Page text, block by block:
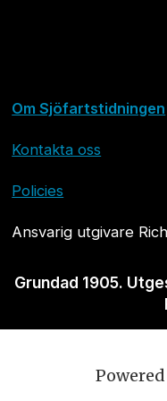
Om Sjöfartstidningen
Kontakta oss
Policies
Ansvarig utgivare
Grundad 1905.